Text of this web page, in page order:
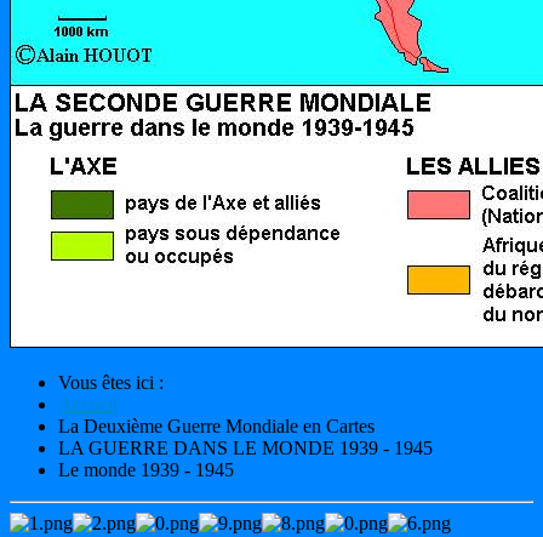
Vous êtes ici :
Accueil
La Deuxième Guerre Mondiale en Cartes
LA GUERRE DANS LE MONDE 1939 - 1945
Le monde 1939 - 1945